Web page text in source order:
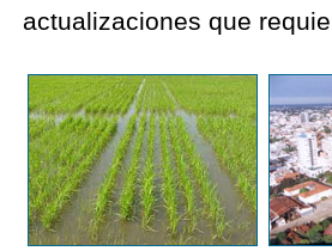
actualizaciones que